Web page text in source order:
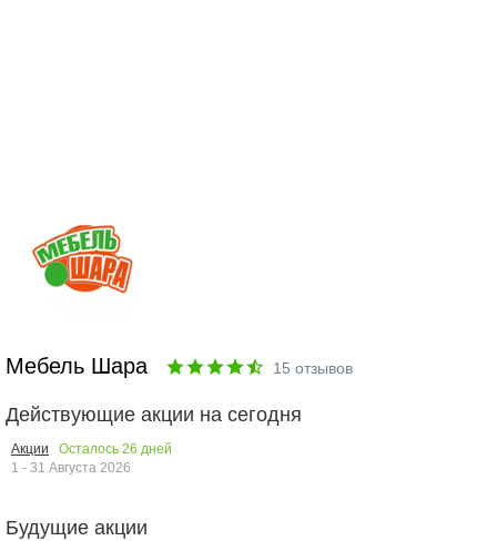
Мебель Шара 15 отзывов
Действующие акции на сегодня
Акции Осталось 26 дней
1 - 31 Августа 2026
Будущие акции